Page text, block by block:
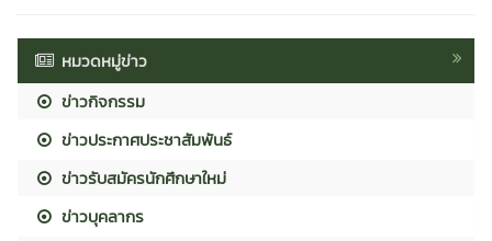
หมวดหมู่ข่าว
ข่าวกิจกรรม
ข่าวประกาศประชาสัมพันธ์
ข่าวรับสมัครนักศึกษาใหม่
ข่าวบุคลากร